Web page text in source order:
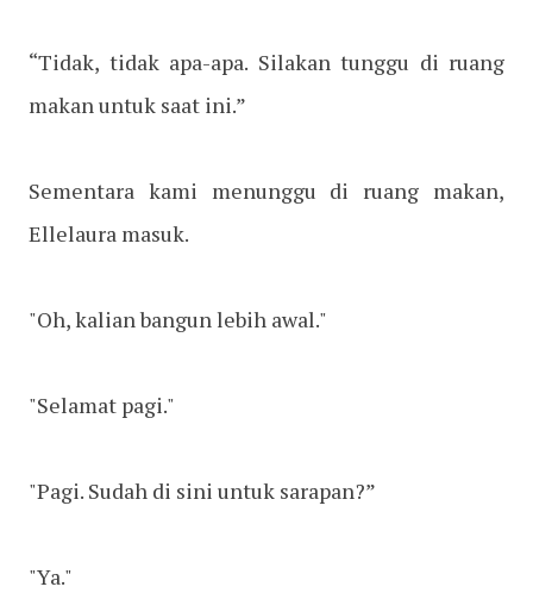
“Tidak, tidak apa-apa. Silakan tunggu di ruang
makan untuk saat ini.”
Sementara kami menunggu di ruang makan,
Ellelaura masuk.
"Oh, kalian bangun lebih awal."
"Selamat pagi."
"Pagi. Sudah di sini untuk sarapan?”
"Ya."